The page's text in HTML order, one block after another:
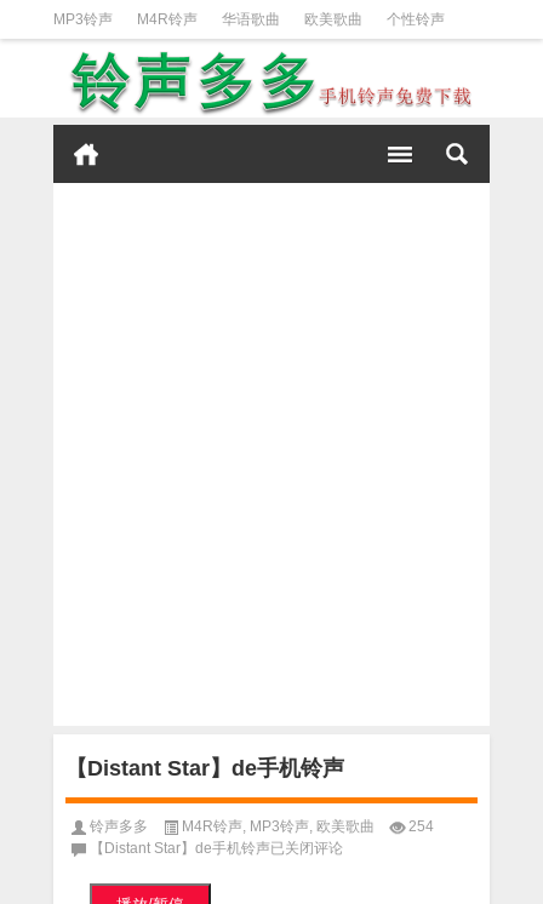
MP3铃声 M4R铃声 华语歌曲 欧美歌曲 个性铃声
日韩歌曲 动漫铃声 DJ铃声 短信铃声
iPhone铃声设置方法
【Distant Star】de手机铃声
铃声多多 M4R铃声 MP3铃声 欧美歌曲
254
【Distant Star】de手机铃声已关闭评论